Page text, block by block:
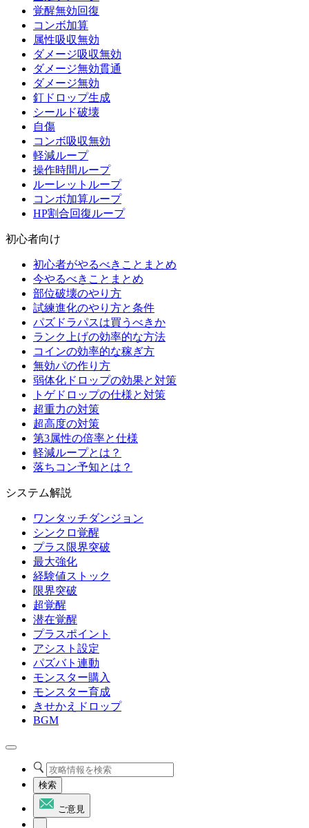
覚醒無効回復
コンボ加算
属性吸収無効
ダメージ吸収無効
ダメージ無効貫通
ダメージ無効
釘ドロップ生成
シールド破壊
自傷
コンボ吸収無効
軽減ループ
操作時間ループ
ルーレットループ
コンボ加算ループ
HP割合回復ループ
初心者向け
初心者がやるべきことまとめ
今やるべきことまとめ
部位破壊のやり方
試練進化のやり方と条件
パズドラパスは買うべきか
ランク上げの効率的な方法
コインの効率的な稼ぎ方
無効パの作り方
弱体化ドロップの効果と対策
トゲドロップの仕様と対策
超重力の対策
超高度の対策
第3属性の倍率と仕様
軽減ループとは？
落ちコン予知とは？
システム解説
ワンタッチダンジョン
シンクロ覚醒
プラス限界突破
最大強化
経験値ストック
限界突破
超覚醒
潜在覚醒
プラスポイント
アシスト設定
パズバト連動
モンスター購入
モンスター育成
きせかえドロップ
BGM
検索
ご意見